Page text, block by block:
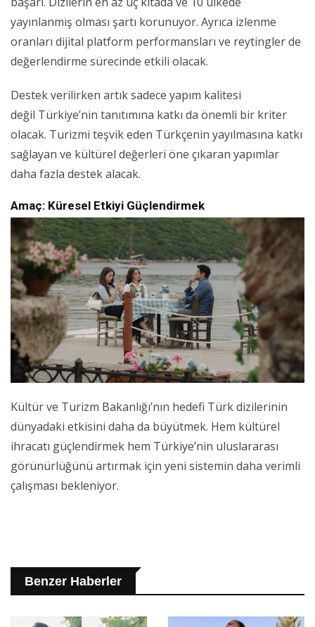
yayınlanmış olması şartı korunuyor. Ayrıca izlenme
oranları dijital platform performansları ve reytingler de
değerlendirme sürecinde etkili olacak.
Destek verilirken artık sadece yapım kalitesi
değil Türkiye’nin tanıtımına katkı da önemli bir kriter
olacak. Turizmi teşvik eden Türkçenin yayılmasına katkı
sağlayan ve kültürel değerleri öne çıkaran yapımlar
daha fazla destek alacak.
Amaç: Küresel Etkiyi Güçlendirmek
Kültür ve Turizm Bakanlığı’nın hedefi Türk dizilerinin
dünyadaki etkisini daha da büyütmek. Hem kültürel
ihracatı güçlendirmek hem Türkiye’nin uluslararası
görünürlüğünü artırmak için yeni sistemin daha verimli
çalışması bekleniyor.
Benzer Haberler